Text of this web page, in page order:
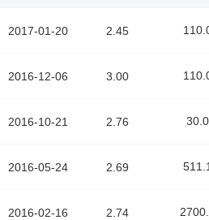
2017-01-20
2016-12-06
2016-10-21
2016-05-24
2016-02-16
2.45
3.00
2.76
2.69
2.74